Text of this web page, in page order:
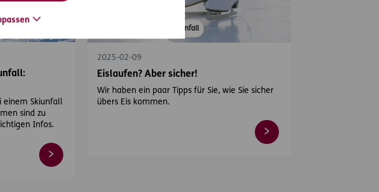
einem Skiunfall
sind zu
Infos.
#Unfall
2025-02-09
Eislaufen? Aber sicher!
Wir haben ein paar Tipps für Sie, wie Sie sicher
übers Eis kommen.